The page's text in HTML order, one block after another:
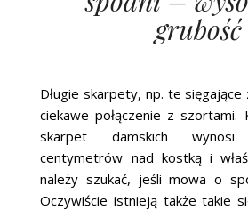
grubość
Długie skarpety, np. te
ciekawe połączenie z szortami.
skarpet damskich
centymetrów nad kostką i
należy szukać, jeśli mowa o
Oczywiście istnieją także takie